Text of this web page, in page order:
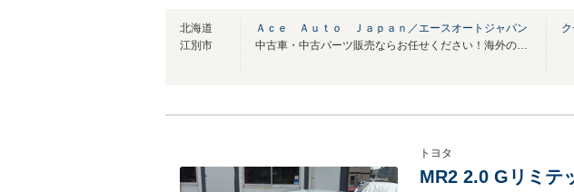
北海道
江別市
Ａｃｅ Ａｕｔｏ Ｊａｐａｎ／エースオートジャパン
中古車・中古パーツ販売ならお任せください！海外の方の問い合わせもOK！英語対応可能
トヨタ
MR2 2.0 Gリミ